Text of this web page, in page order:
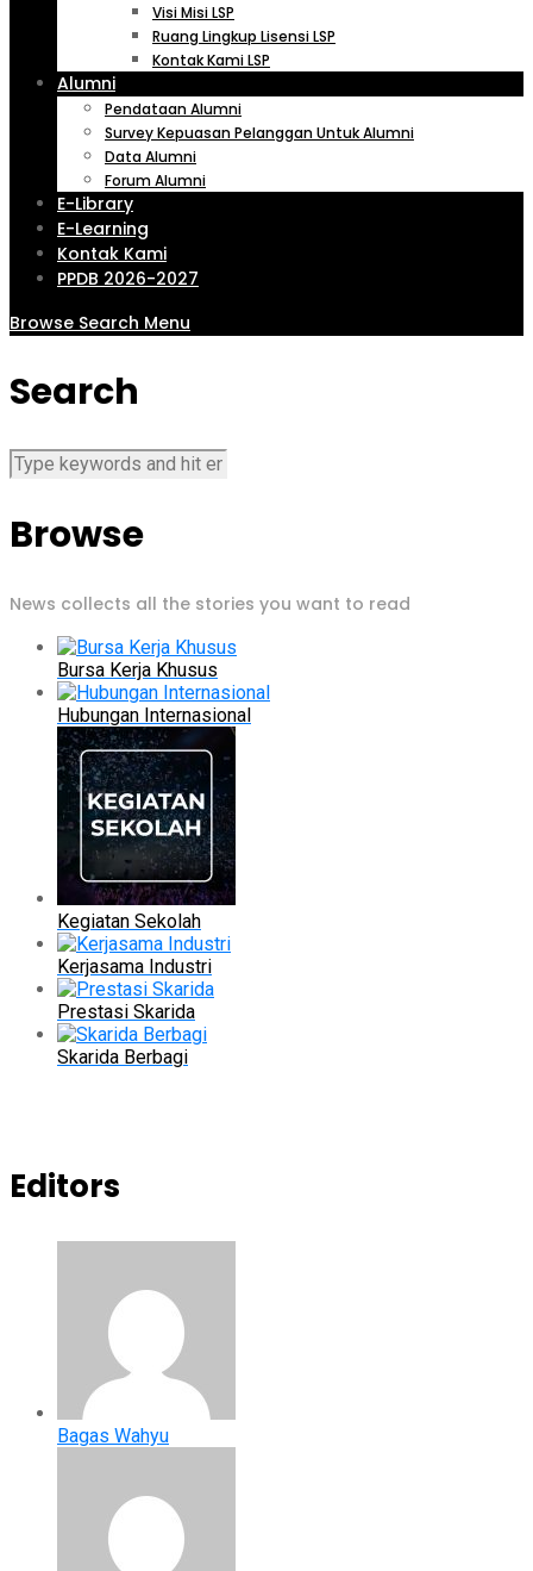
Visi Misi LSP
Ruang Lingkup Lisensi LSP
Kontak Kami LSP
Alumni
Pendataan Alumni
Survey Kepuasan Pelanggan Untuk Alumni
Data Alumni
Forum Alumni
E-Library
E-Learning
Kontak Kami
PPDB 2026-2027
Browse Search Menu
Search
Browse
News collects all the stories you want to read
Bursa Kerja Khusus
Hubungan Internasional
Kegiatan Sekolah
Kerjasama Industri
Prestasi Skarida
Skarida Berbagi
Editors
Bagas Wahyu